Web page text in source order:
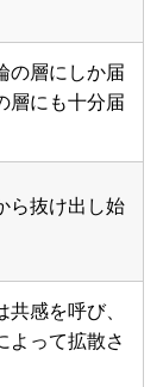
の層にしか届
層にも十分届
ら抜け出し始
感を呼び、
よって拡散さ